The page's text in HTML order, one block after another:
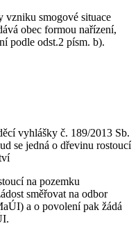
vzniku smogové situace
obec formou nařízení,
podle odst.2 písm. b).
vyhlášky č. 189/2013 Sb.
se jedná o dřevinu rostoucí
na pozemku
směřovat na odbor
a o povolení pak žádá